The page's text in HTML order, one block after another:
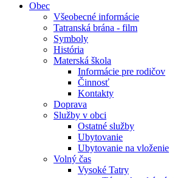
Obec
Všeobecné informácie
Tatranská brána - film
Symboly
História
Materská škola
Informácie pre rodičov
Činnosť
Kontakty
Doprava
Služby v obci
Ostatné služby
Ubytovanie
Ubytovanie na vloženie
Volný čas
Vysoké Tatry